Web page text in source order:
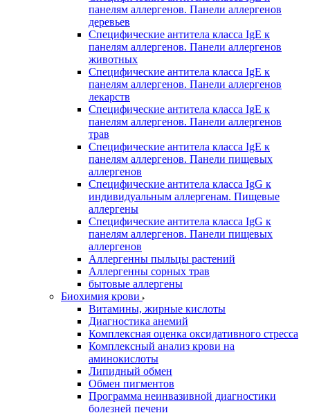
панелям аллергенов. Панели аллергенов
деревьев
Специфические антитела класса IgE к
панелям аллергенов. Панели аллергенов
животных
Специфические антитела класса IgE к
панелям аллергенов. Панели аллергенов
лекарств
Специфические антитела класса IgE к
панелям аллергенов. Панели аллергенов
трав
Специфические антитела класса IgE к
панелям аллергенов. Панели пищевых
аллергенов
Специфические антитела класса IgG к
индивидуальным аллергенам. Пищевые
аллергены
Специфические антитела класса IgG к
панелям аллергенов. Панели пищевых
аллергенов
Аллергенны пыльцы растений
Аллергенны сорных трав
бытовые аллергены
Биохимия крови
Витамины, жирные кислоты
Диагностика анемий
Комплексная оценка оксидативного стресса
Комплексный анализ крови на
аминокислоты
Липидный обмен
Обмен пигментов
Программа неинвазивной диагностики
болезней печени